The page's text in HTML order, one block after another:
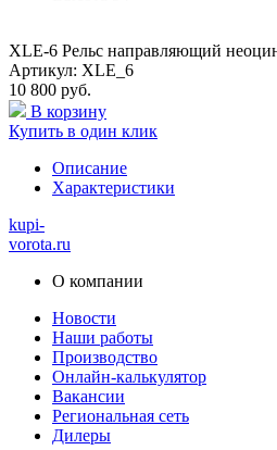
XLE-6 Рельс направляющий
Артикул: XLE_6
10 800 руб.
В корзину
Купить в один клик
Описание
Характеристики
kupi-
vorota.ru
О компании
Новости
Наши работы
Производство
Онлайн-калькулятор
Вакансии
Региональная сеть
Дилеры